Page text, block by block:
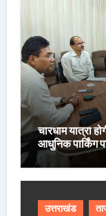
चारधाम यात्रा
आधुनिक पार्किंग
उत्तराखंड